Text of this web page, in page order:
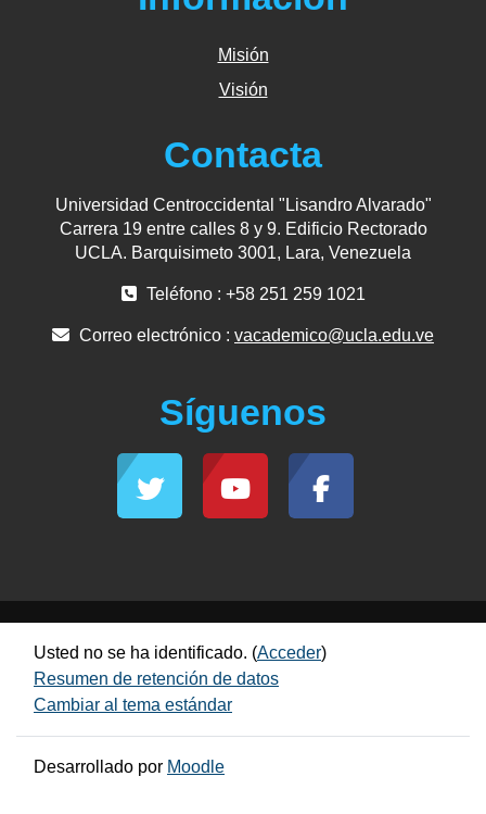
Misión
Visión
Contacta
Universidad Centroccidental "Lisandro Alvarado"
Carrera 19 entre calles 8 y 9. Edificio Rectorado
UCLA. Barquisimeto 3001, Lara, Venezuela
Teléfono : +58 251 259 1021
Correo electrónico : vacademico@ucla.edu.ve
Síguenos
Usted no se ha identificado. (Acceder)
Resumen de retención de datos
Cambiar al tema estándar
Desarrollado por Moodle